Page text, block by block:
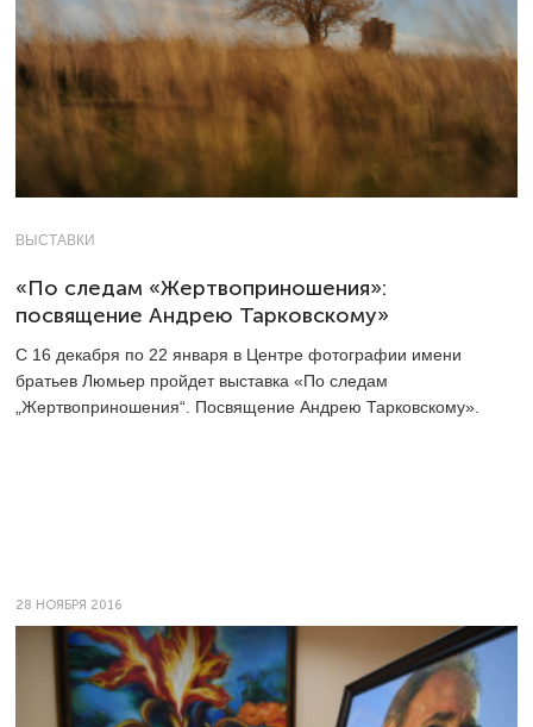
ВЫСТАВКИ
«По следам «Жертвоприношения»:
посвящение Андрею Тарковскому»
С 16 декабря по 22 января в Центре фотографии имени
братьев Люмьер пройдет выставка «По следам
„Жертвоприношения“. Посвящение Андрею Тарковскому».
28 НОЯБРЯ 2016